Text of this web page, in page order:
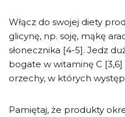
Włącz do swojej diety
glicynę, np. soję, mąkę
słonecznika [4-5]. Jedz
bogate w witaminę C
orzechy, w których
Pamiętaj, że produkty